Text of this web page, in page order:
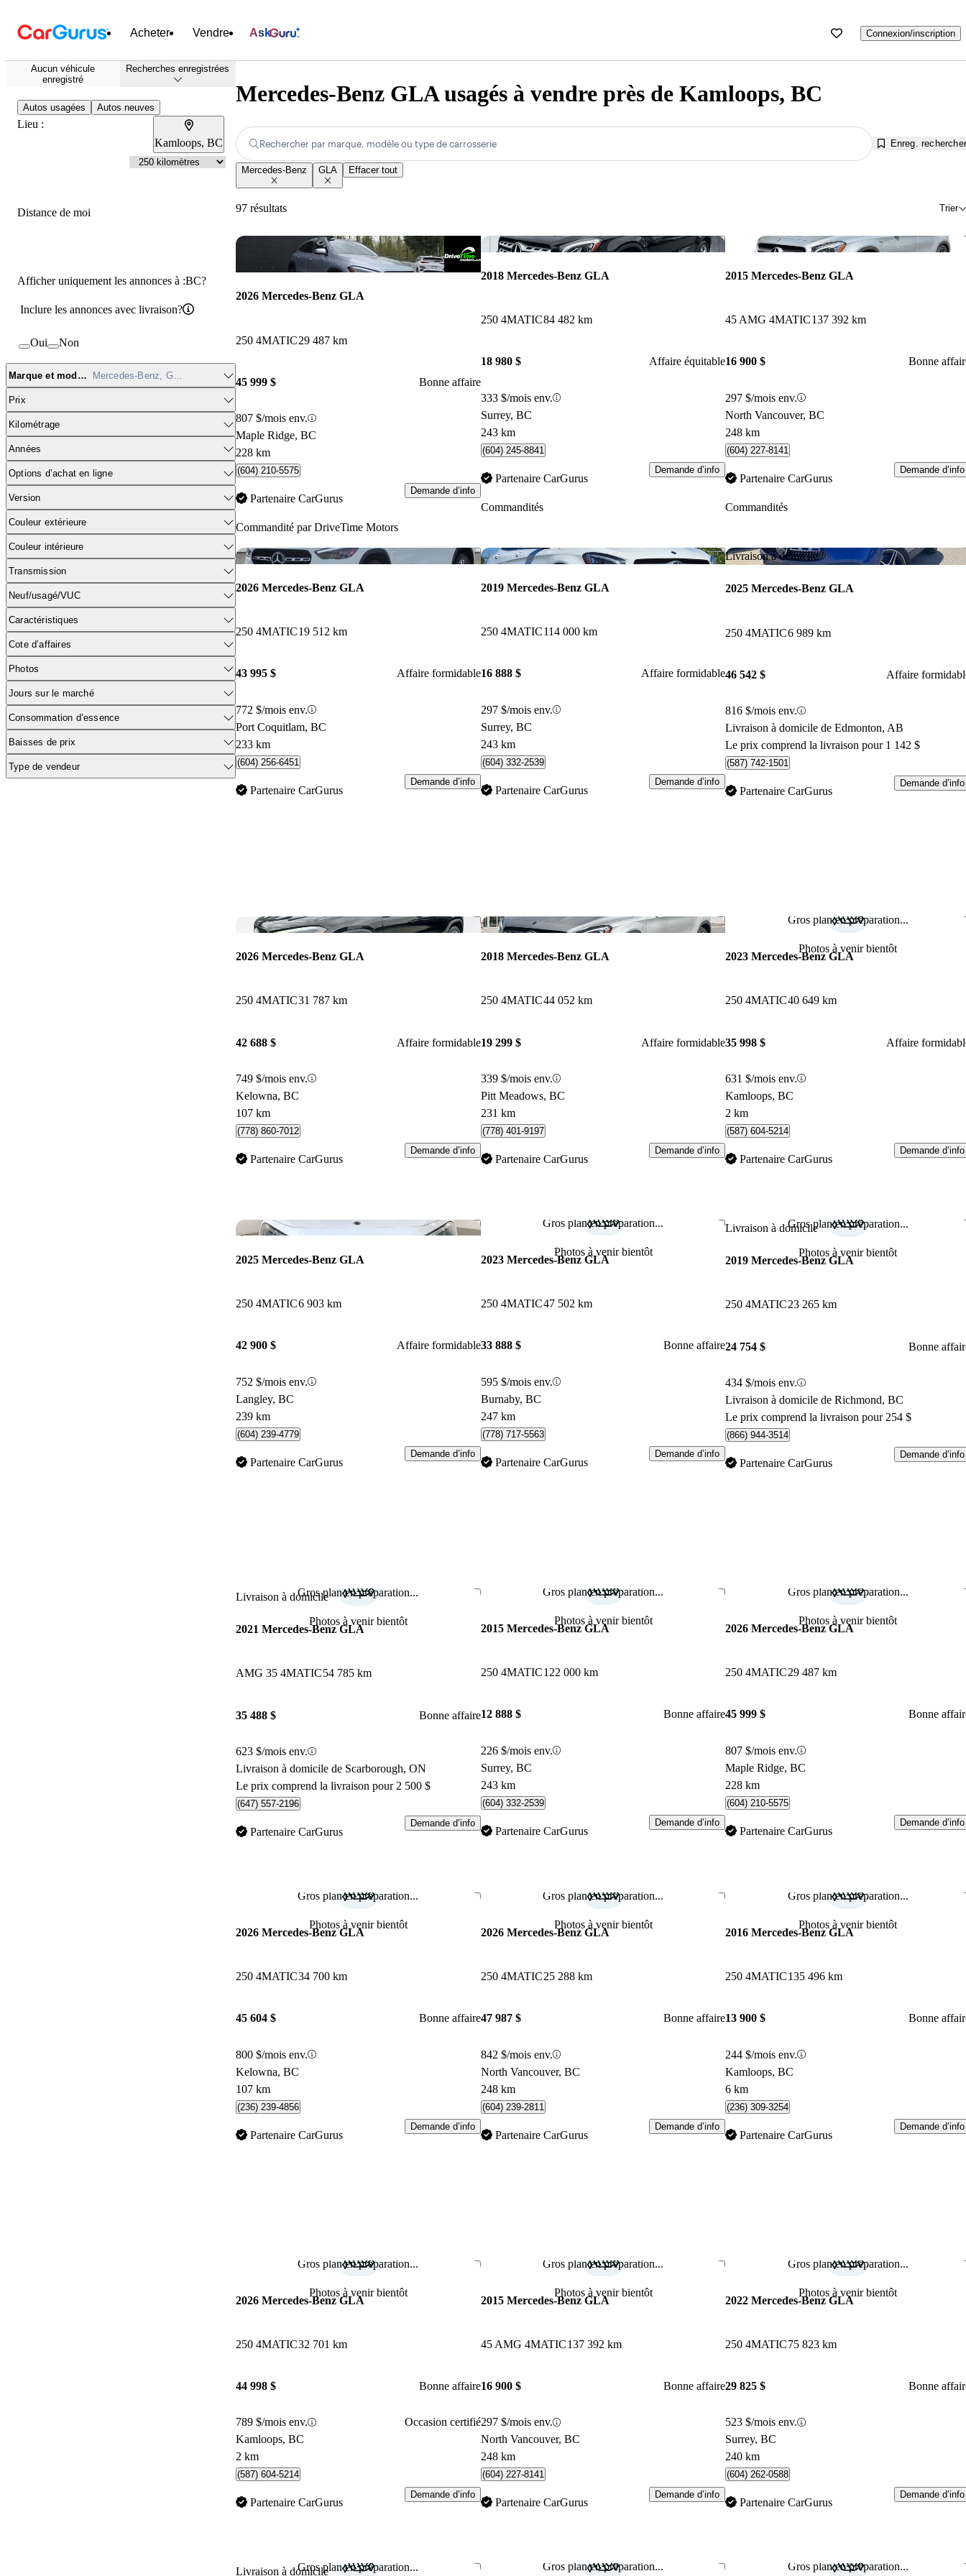
Acheter Vendre Ask Connexion/inscription
Aucun véhicule
enregistré
Recherches enregistrées
Autos usagées Autos neuves
Lieu :
Kamloops, BC
Distance de moi
Afficher uniquement les annonces à :BC?
Inclure les annonces avec livraison?
Oui Non
Marque et modèle Mercedes-Benz, GLA
Prix
Kilométrage
Années
Options d’achat en ligne
Version
Couleur extérieure
Couleur intérieure
Transmission
Neuf/usagé/VUC
Caractéristiques
Cote d’affaires
Photos
Jours sur le marché
Consommation d’essence
Baisses de prix
Type de vendeur
Mercedes-Benz GLA usagés à vendre près de Kamloops, BC
Rechercher par marque, modèle ou type de carrosserie Enreg. rechercher
Mercedes-Benz GLA Effacer tout
97 résultats Trier
Enregistrer cette annonce
2026 Mercedes-Benz GLA
250 4MATIC29 487 km
45 999 $ Bonne affaire
807 $/mois env.
Maple Ridge, BC
228 km
(604) 210-5575
Partenaire CarGurus
Demande d’info
Commandité parDriveTime Motors
Enregistrer cette annonce
2018 Mercedes-Benz GLA
250 4MATIC84 482 km
18 980 $ Affaire équitable
333 $/mois env.
Surrey, BC
243 km
(604) 245-8841
Partenaire CarGurus
Demande d’info
Commandités
2015 Mercedes-Benz GLA
45 AMG 4MATIC137 392 km
16 900 $ Bonne
297 $/mois env.
North Vancouver, BC
248 km
(604) 227-8141
Partenaire CarGurus
Demande d’info
Commandités
Enregistrer cette annonce
2026 Mercedes-Benz GLA
250 4MATIC19 512 km
43 995 $ Affaire formidable
772 $/mois env.
Port Coquitlam, BC
233 km
(604) 256-6451
Partenaire CarGurus
Demande d’info
Enregistrer cette annonce
2019 Mercedes-Benz GLA
250 4MATIC114 000 km
16 888 $ Affaire formidable
297 $/mois env.
Surrey, BC
243 km
(604) 332-2539
Partenaire CarGurus
Demande d’info
Livraison à domicile
2025 Mercedes-Benz GLA
250 4MATIC6 989 km
46 542 $ Affaire
816 $/mois env.
Livraison à domicile de Edmonton, AB
Le prix comprend la livraison pour 1 142 $
(587) 742-1501
Partenaire CarGurus
Demande d’info
Enregistrer cette annonce
2026 Mercedes-Benz GLA
250 4MATIC31 787 km
42 688 $ Affaire formidable
749 $/mois env.
Kelowna, BC
107 km
(778) 860-7012
Partenaire CarGurus
Demande d’info
Enregistrer cette annonce
2018 Mercedes-Benz GLA
250 4MATIC44 052 km
19 299 $ Affaire formidable
339 $/mois env.
Pitt Meadows, BC
231 km
(778) 401-9197
Partenaire CarGurus
Demande d’info
Gros plan en préparation...
Photos à venir bientôt
2023 Mercedes-Benz GLA
250 4MATIC40 649 km
35 998 $ Affaire
631 $/mois env.
Kamloops, BC
2 km
(587) 604-5214
Partenaire CarGurus
Demande d’info
Enregistrer cette annonce
2025 Mercedes-Benz GLA
250 4MATIC6 903 km
42 900 $ Affaire formidable
752 $/mois env.
Langley, BC
239 km
(604) 239-4779
Partenaire CarGurus
Demande d’info
Gros plan en préparation...
Photos à venir bientôt
Enregistrer cette annonce
2023 Mercedes-Benz GLA
250 4MATIC47 502 km
33 888 $ Bonne affaire
595 $/mois env.
Burnaby, BC
247 km
(778) 717-5563
Partenaire CarGurus
Demande d’info
Gros plan en préparation...
Photos à venir bientôt
Livraison à domicile
2019 Mercedes-Benz GLA
250 4MATIC23 265 km
24 754 $ Bonne
434 $/mois env.
Livraison à domicile de Richmond, BC
Le prix comprend la livraison pour 254 $
(866) 944-3514
Partenaire CarGurus
Demande d’info
Gros plan en préparation...
Photos à venir bientôt
Livraison à domicile Enregistrer cette annonce
2021 Mercedes-Benz GLA
AMG 35 4MATIC54 785 km
35 488 $ Bonne affaire
623 $/mois env.
Livraison à domicile de Scarborough, ON
Le prix comprend la livraison pour 2 500 $
(647) 557-2196
Partenaire CarGurus
Demande d’info
Gros plan en préparation...
Photos à venir bientôt
Enregistrer cette annonce
2015 Mercedes-Benz GLA
250 4MATIC122 000 km
12 888 $ Bonne affaire
226 $/mois env.
Surrey, BC
243 km
(604) 332-2539
Partenaire CarGurus
Demande d’info
Gros plan en préparation...
Photos à venir bientôt
2026 Mercedes-Benz GLA
250 4MATIC29 487 km
45 999 $ Bonne
807 $/mois env.
Maple Ridge, BC
228 km
(604) 210-5575
Partenaire CarGurus
Demande d’info
Gros plan en préparation...
Photos à venir bientôt
Enregistrer cette annonce
2026 Mercedes-Benz GLA
250 4MATIC34 700 km
45 604 $ Bonne affaire
800 $/mois env.
Kelowna, BC
107 km
(236) 239-4856
Partenaire CarGurus
Demande d’info
Gros plan en préparation...
Photos à venir bientôt
Enregistrer cette annonce
2026 Mercedes-Benz GLA
250 4MATIC25 288 km
47 987 $ Bonne affaire
842 $/mois env.
North Vancouver, BC
248 km
(604) 239-2811
Partenaire CarGurus
Demande d’info
Gros plan en préparation...
Photos à venir bientôt
2016 Mercedes-Benz GLA
250 4MATIC135 496 km
13 900 $ Bonne
244 $/mois env.
Kamloops, BC
6 km
(236) 309-3254
Partenaire CarGurus
Demande d’info
Gros plan en préparation...
Photos à venir bientôt
Enregistrer cette annonce
2026 Mercedes-Benz GLA
250 4MATIC32 701 km
44 998 $ Bonne affaire
789 $/mois env.
Occasion certifié
Kamloops, BC
2 km
(587) 604-5214
Partenaire CarGurus
Demande d’info
Gros plan en préparation...
Photos à venir bientôt
Enregistrer cette annonce
2015 Mercedes-Benz GLA
45 AMG 4MATIC137 392 km
16 900 $ Bonne affaire
297 $/mois env.
North Vancouver, BC
248 km
(604) 227-8141
Partenaire CarGurus
Demande d’info
Gros plan en préparation...
Photos à venir bientôt
2022 Mercedes-Benz GLA
250 4MATIC75 823 km
29 825 $ Bonne
523 $/mois env.
Surrey, BC
240 km
(604) 262-0588
Partenaire CarGurus
Demande d’info
Gros plan en préparation...
Livraison à domicile Enregistrer cette annonceGros plan en préparation... Enregistrer cette annonceGros plan en préparation...